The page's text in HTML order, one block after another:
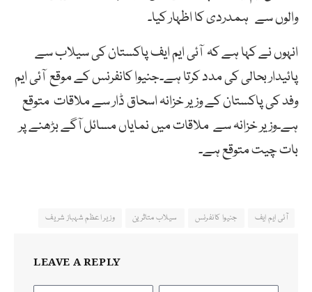
والوں سے ہمدردی کا اظہار کیا۔
انہوں نے کہا ہے کہ آئی ایم ایف پاکستان کی سیلاب سے
پائیدار بحالی کی مدد کرتا ہے۔جنیوا کانفرنس کے موقع آئی ایم
وفد کی پاکستان کے وزیر خزانہ اسحاق ڈار سے ملاقات متوقع
ہے۔وزیر خزانہ سے ملاقات میں نمایاں مسائل آگے بڑھنے پر
بات چیت متوقع ہے۔
آئی ایم ایف جنیوا کانفرنس سیلاب متاثرین وزیر اعظم شہباز شریف
LEAVE A REPLY